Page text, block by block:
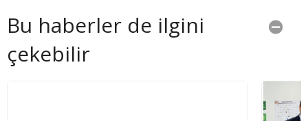
Bu haberler de ilgini
çekebilir